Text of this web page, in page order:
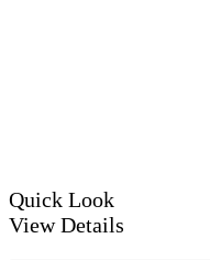
Quick Look
View Details